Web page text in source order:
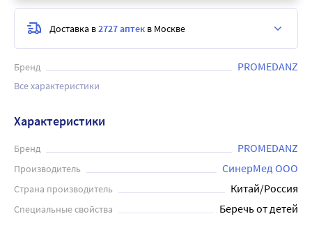
Бренд PROMEDANZ
Все характеристики
Доставка в2727 аптек в Москве
Характеристики
Бренд PROMEDANZ
Производитель СинерМед ООО
Страна производитель Китай/Россия
Специальные свойства Беречь от детей